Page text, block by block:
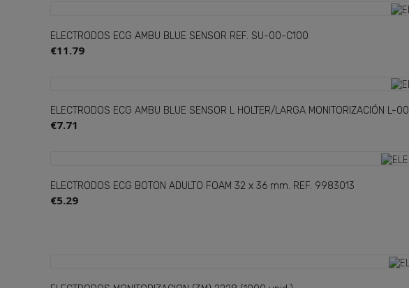
ELECTRODOS ECG AMBU BLUE SENSOR REF. SU-00-C100
€11.79
ELECTRODOS ECG AMBU BLUE SENSOR L HOLTER/LARGA MONITORIZACIÓN
€7.71
ELECTRODOS ECG BOTON ADULTO FOAM 32 x 36 mm. REF. 9983013
€5.29